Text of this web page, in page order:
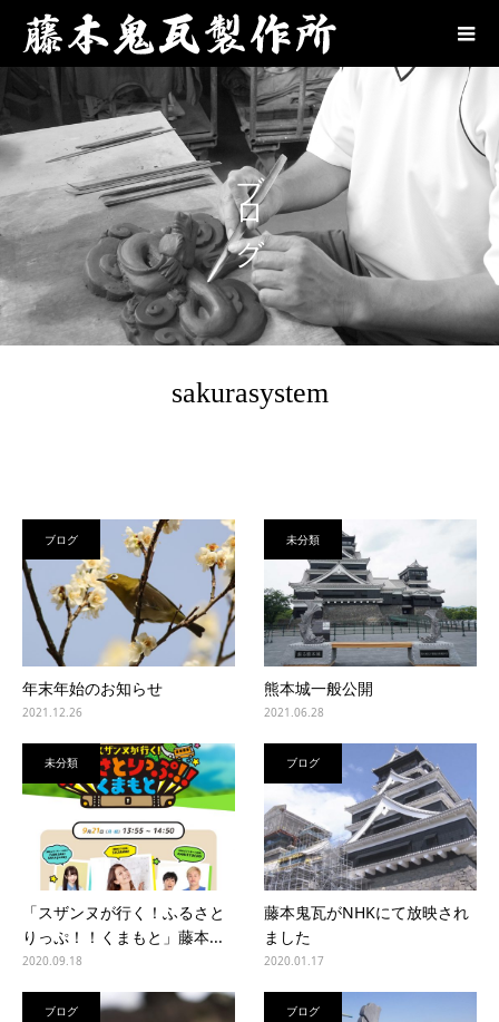
ブログ
sakurasystem
ブログ
年末年始のお知らせ
2021.12.26
未分類
熊本城一般公開
2021.06.28
未分類
「スザンヌが行く！ふるさと
りっぷ！！くまもと」藤本...
2020.09.18
ブログ
藤本鬼瓦がNHKにて放映され
ました
2020.01.17
ブログ ブログ